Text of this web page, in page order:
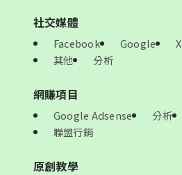
社交媒體
Facebook Google X
其他
分析
網賺項目
Google Adsense 分析
聯盟行銷
原創教學